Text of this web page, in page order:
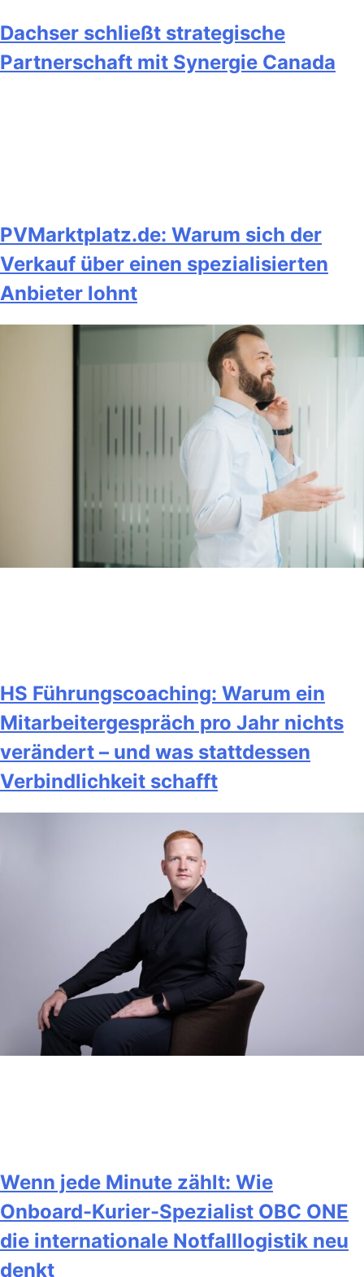
Dachser schließt strategische
Partnerschaft mit Synergie Canada
PVMarktplatz.de: Warum sich der
Verkauf über einen spezialisierten
Anbieter lohnt
HS Führungscoaching: Warum ein
Mitarbeitergespräch pro Jahr nichts
verändert – und was stattdessen
Verbindlichkeit schafft
Wenn jede Minute zählt: Wie
Onboard-Kurier-Spezialist OBC ONE
die internationale Notfalllogistik neu
denkt